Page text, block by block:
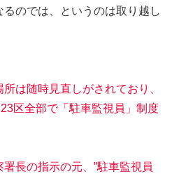
のでは、というのは取り越し
は随時見直しがされており、
区全部で「駐車監視員」制度
長の指示の元、”駐車監視員